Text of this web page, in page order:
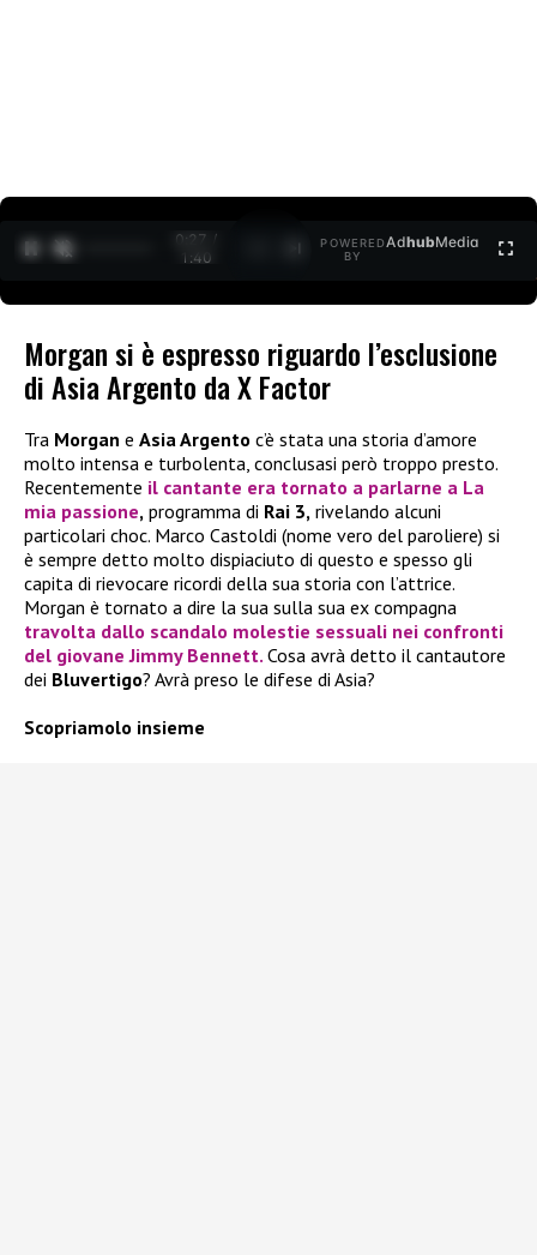
0:27 /
1:40
POWERED
BY
AdhubMedia
Morgan si è espresso riguardo l’esclusione
di Asia Argento da X Factor
Tra Morgan e Asia Argento c’è stata una storia d’amore
molto intensa e turbolenta, conclusasi però troppo presto.
Recentemente il cantante era tornato a parlarne a La
mia passione, programma di Rai 3, rivelando alcuni
particolari choc. Marco Castoldi (nome vero del paroliere) si
è sempre detto molto dispiaciuto di questo e spesso gli
capita di rievocare ricordi della sua storia con l’attrice.
Morgan è tornato a dire la sua sulla sua ex compagna
travolta dallo scandalo molestie sessuali nei confronti
del giovane Jimmy Bennett. Cosa avrà detto il cantautore
dei Bluvertigo? Avrà preso le difese di Asia?
Scopriamolo insieme